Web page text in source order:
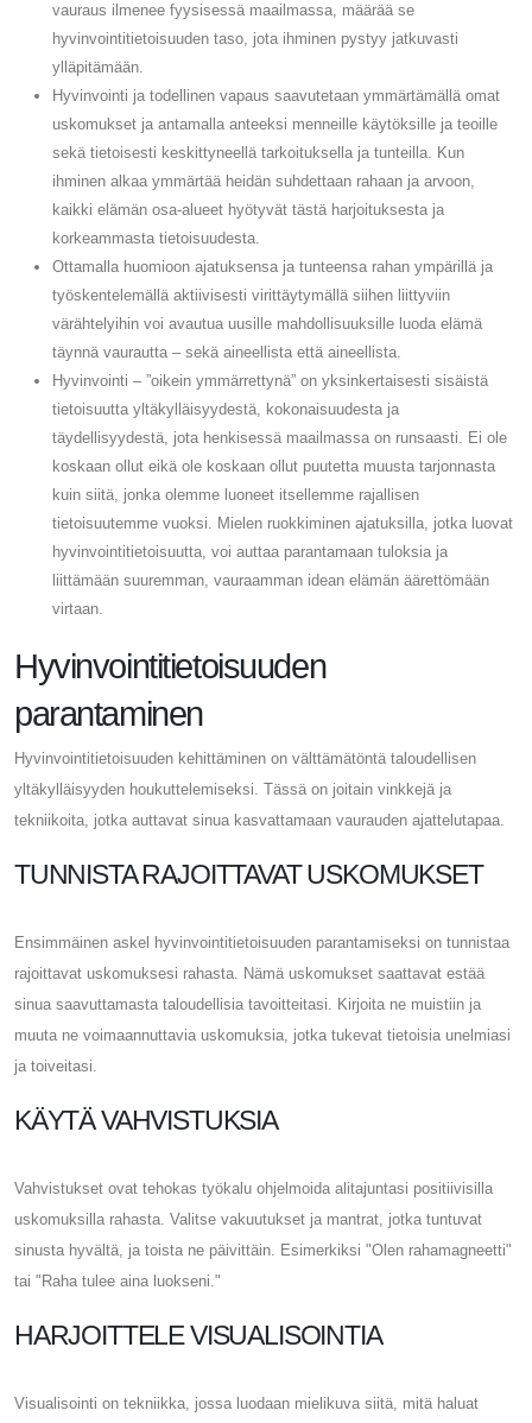
vauraus ilmenee fyysisessä maailmassa, määrää se
hyvinvointitietoisuuden taso, jota ihminen pystyy jatkuvasti
ylläpitämään.
Hyvinvointi ja todellinen vapaus saavutetaan ymmärtämällä omat
uskomukset ja antamalla anteeksi menneille käytöksille ja teoille
sekä tietoisesti keskittyneellä tarkoituksella ja tunteilla. Kun
ihminen alkaa ymmärtää heidän suhdettaan rahaan ja arvoon,
kaikki elämän osa-alueet hyötyvät tästä harjoituksesta ja
korkeammasta tietoisuudesta.
Ottamalla huomioon ajatuksensa ja tunteensa rahan ympärillä ja
työskentelemällä aktiivisesti virittäytymällä siihen liittyviin
värähtelyihin voi avautua uusille mahdollisuuksille luoda elämä
täynnä vaurautta – sekä aineellista että aineellista.
Hyvinvointi – ”oikein ymmärrettynä” on yksinkertaisesti sisäistä
tietoisuutta yltäkylläisyydestä, kokonaisuudesta ja
täydellisyydestä, jota henkisessä maailmassa on runsaasti. Ei ole
koskaan ollut eikä ole koskaan ollut puutetta muusta tarjonnasta
kuin siitä, jonka olemme luoneet itsellemme rajallisen
tietoisuutemme vuoksi. Mielen ruokkiminen ajatuksilla, jotka luovat
hyvinvointitietoisuutta, voi auttaa parantamaan tuloksia ja
liittämään suuremman, vauraamman idean elämän äärettömään
virtaan.
Hyvinvointitietoisuuden
parantaminen
Hyvinvointitietoisuuden kehittäminen on välttämätöntä taloudellisen
yltäkylläisyyden houkuttelemiseksi. Tässä on joitain vinkkejä ja
tekniikoita, jotka auttavat sinua kasvattamaan vaurauden ajattelutapaa.
TUNNISTA RAJOITTAVAT USKOMUKSET
Ensimmäinen askel hyvinvointitietoisuuden parantamiseksi on tunnistaa
rajoittavat uskomuksesi rahasta. Nämä uskomukset saattavat estää
sinua saavuttamasta taloudellisia tavoitteitasi. Kirjoita ne muistiin ja
muuta ne voimaannuttavia uskomuksia, jotka tukevat tietoisia unelmiasi
ja toiveitasi.
KÄYTÄ VAHVISTUKSIA
Vahvistukset ovat tehokas työkalu ohjelmoida alitajuntasi positiivisilla
uskomuksilla rahasta. Valitse vakuutukset ja mantrat, jotka tuntuvat
sinusta hyvältä, ja toista ne päivittäin. Esimerkiksi "Olen rahamagneetti"
tai "Raha tulee aina luokseni."
HARJOITTELE VISUALISOINTIA
Visualisointi on tekniikka, jossa luodaan mielikuva siitä, mitä haluat